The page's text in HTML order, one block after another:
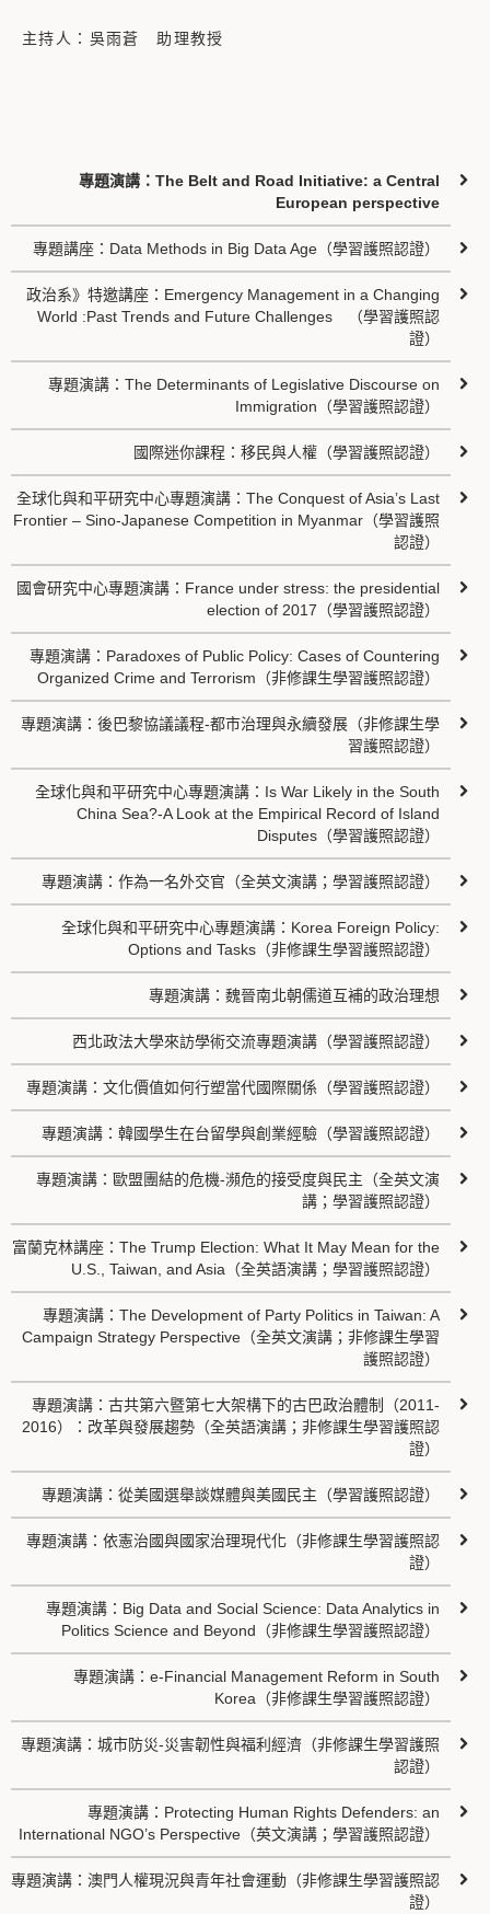
主持人：吳雨蒼 助理教授
專題演講：The Belt and Road Initiative: a Central
European perspective
專題講座：Data Methods in Big Data Age（學習護照認證）
政治系》特邀講座：Emergency Management in a Changing
World :Past Trends and Future Challenges （學習護照認
證）
專題演講：The Determinants of Legislative Discourse on
Immigration（學習護照認證）
國際迷你課程：移民與人權（學習護照認證）
全球化與和平研究中心專題演講：The Conquest of Asia’s Last
Frontier – Sino-Japanese Competition in Myanmar（學習護照
認證）
國會研究中心專題演講：France under stress: the presidential
election of 2017（學習護照認證）
專題演講：Paradoxes of Public Policy: Cases of Countering
Organized Crime and Terrorism（非修課生學習護照認證）
專題演講：後巴黎協議議程-都市治理與永續發展（非修課生學
習護照認證）
全球化與和平研究中心專題演講：Is War Likely in the South
China Sea?-A Look at the Empirical Record of Island
Disputes（學習護照認證）
專題演講：作為一名外交官（全英文演講；學習護照認證）
全球化與和平研究中心專題演講：Korea Foreign Policy:
Options and Tasks（非修課生學習護照認證）
專題演講：魏晉南北朝儒道互補的政治理想
西北政法大學來訪學術交流專題演講（學習護照認證）
專題演講：文化價值如何行塑當代國際關係（學習護照認證）
專題演講：韓國學生在台留學與創業經驗（學習護照認證）
專題演講：歐盟團結的危機-瀕危的接受度與民主（全英文演
講；學習護照認證）
富蘭克林講座：The Trump Election: What It May Mean for the
U.S., Taiwan, and Asia（全英語演講；學習護照認證）
專題演講：The Development of Party Politics in Taiwan: A
Campaign Strategy Perspective（全英文演講；非修課生學習
護照認證）
專題演講：古共第六暨第七大架構下的古巴政治體制（2011-
2016）：改革與發展趨勢（全英語演講；非修課生學習護照認
證）
專題演講：從美國選舉談媒體與美國民主（學習護照認證）
專題演講：依憲治國與國家治理現代化（非修課生學習護照認
證）
專題演講：Big Data and Social Science: Data Analytics in
Politics Science and Beyond（非修課生學習護照認證）
專題演講：e-Financial Management Reform in South
Korea（非修課生學習護照認證）
專題演講：城市防災-災害韌性與福利經濟（非修課生學習護照
認證）
專題演講：Protecting Human Rights Defenders: an
International NGO’s Perspective（英文演講；學習護照認證）
專題演講：澳門人權現況與青年社會運動（非修課生學習護照認
證）